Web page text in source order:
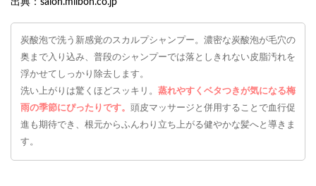
炭酸泡で洗う新感覚のスカルプシャンプー。濃密な炭酸泡が毛穴の
奥まで入り込み、普段のシャンプーでは落としきれない皮脂汚れを
浮かせてしっかり除去します。
洗い上がりは驚くほどスッキリ。 蒸れやすくベタつきが気になる梅
雨の季節にぴったりです。 頭皮マッサージと併用することで血行促
進も期待でき、根元からふんわり立ち上がる健やかな髪へと導きま
す。